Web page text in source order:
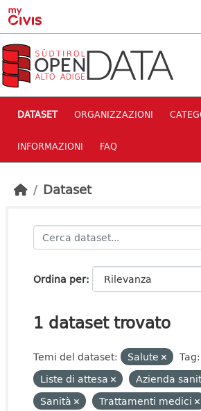
Skip to main content
DATASET ORGANIZZAZIONI
INFORMAZIONI FAQ
Dataset
Ordina per
1 dataset trovato
Temi del dataset: Salute Tag:
Liste di attesa
Azienda
Sanità
Trattamenti medici